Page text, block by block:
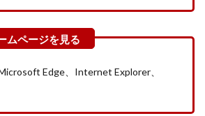
Edge、Internet Explorer、